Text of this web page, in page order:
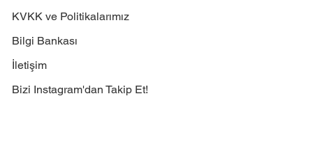
KVKK ve Politikalarımız
Bilgi Bankası
İletişim
Bizi Instagram'dan Takip Et!